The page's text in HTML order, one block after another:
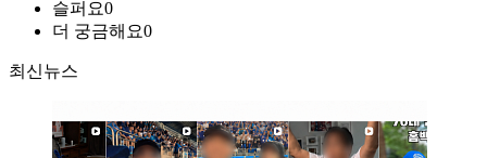
슬퍼요0
더 궁금해요0
최신뉴스